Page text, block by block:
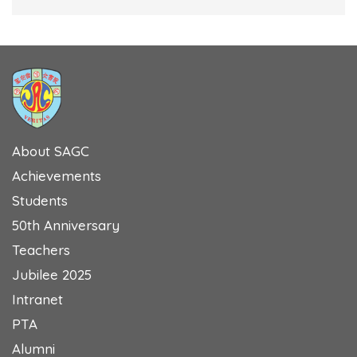
About SAGC
Achievements
Students
50th Anniversary
Teachers
Jubilee 2025
Intranet
PTA
Alumni